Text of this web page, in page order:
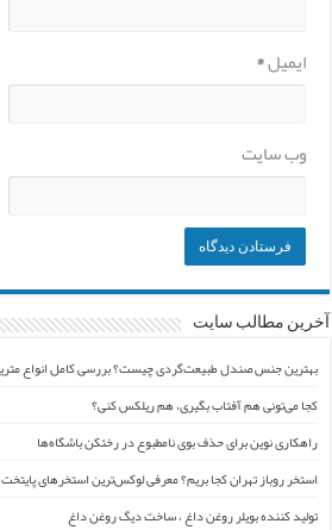
ایمیل*
وب‌ سایت
آخرین مطالب سایت
بهترین جنس صندل طبیعت‌گردی چیست؟ بررسی کامل انواع
کجا می‌تونی هم آفتاب بگیری، هم ریلکس کنی؟
راهکاری نوین برای حذف بوی نامطبوع در رختکن باشگاه‌ها
استخر روباز تهران کجا بریم؟ معرفی لوکس‌ترین استخرهای پایتخت
تولید کننده بویلر روغن داغ ، ساخت دیگ روغن داغ